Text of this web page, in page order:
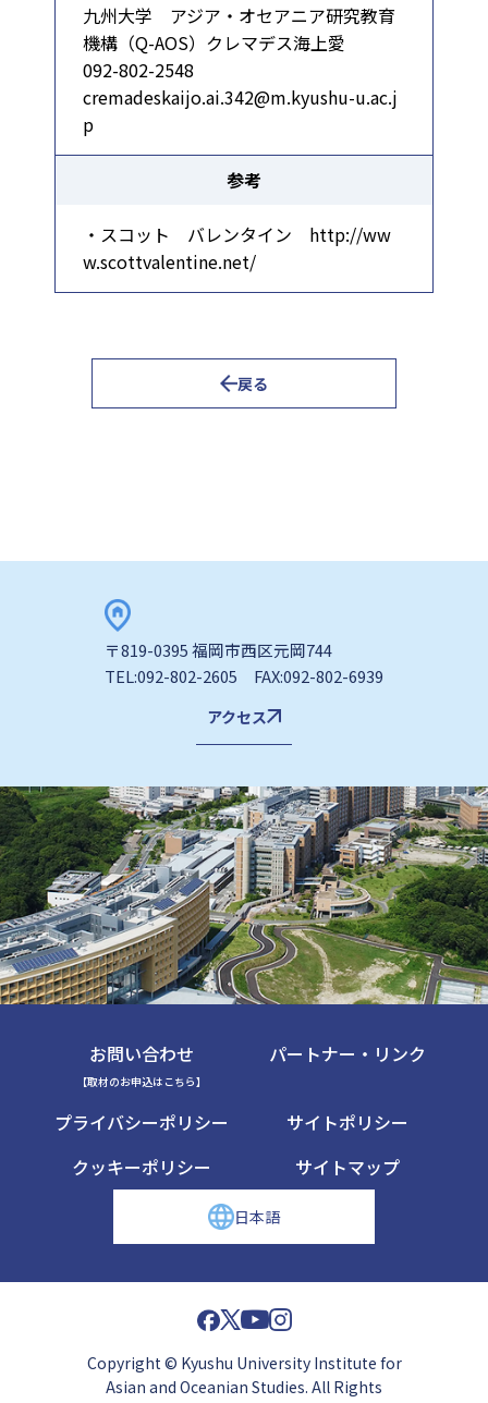
九州大学 アジア・オセアニア研究教育
機構（Q-AOS）クレマデス海上愛
092-802-2548
cremadeskaijo.ai.342@m.kyushu-u.ac.j
p
参考
・スコット バレンタイン http://ww
w.scottvalentine.net/
戻る
〒819-0395 福岡市西区元岡744
TEL:092-802-2605 FAX:092-802-6939
アクセス
お問い合わせ
【取材のお申込はこちら】
パートナー・リンク
プライバシーポリシー
サイトポリシー
クッキーポリシー
サイトマップ
日本語
Copyright © Kyushu University Institute for
Asian and Oceanian Studies. All Rights